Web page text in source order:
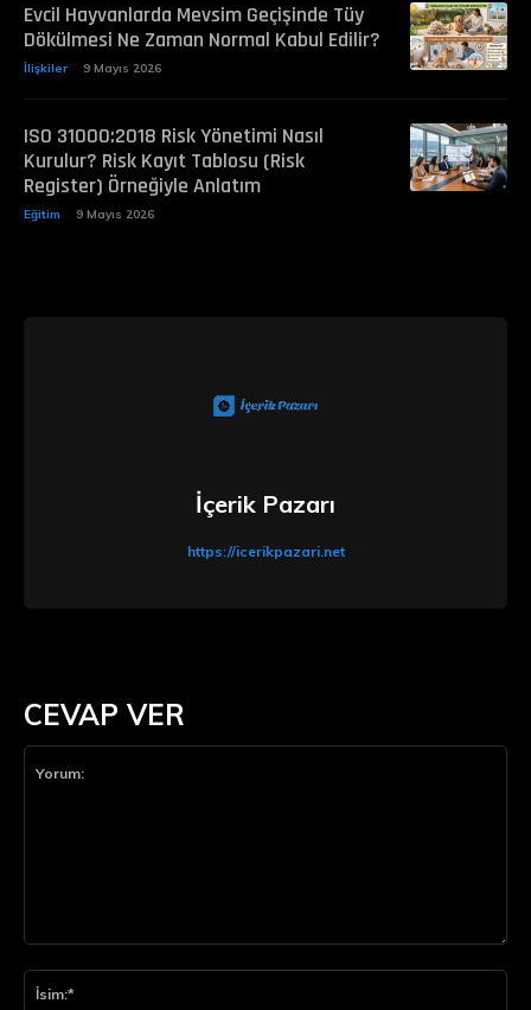
Evcil Hayvanlarda Mevsim Geçişinde Tüy
Dökülmesi Ne Zaman Normal Kabul Edilir?
İlişkiler 9 Mayıs 2026
ISO 31000:2018 Risk Yönetimi Nasıl
Kurulur? Risk Kayıt Tablosu (Risk
Register) Örneğiyle Anlatım
Eğitim 9 Mayıs 2026
CEVAP VER
İçerik Pazarı
https://icerikpazari.net